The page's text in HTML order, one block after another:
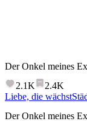
Der Onkel meines
2.1K
2.4K
Liebe, die wächst
Der Onkel meines